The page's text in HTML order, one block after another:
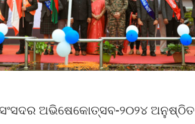
ଅଭିଷେକୋତ୍ସବ-୨୦୨୪ ଅନୁଷ୍ଠିତ